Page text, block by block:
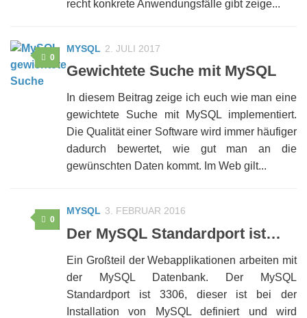
recht konkrete Anwendungsfälle gibt zeige...
0
MYSQL 2. JULI 2017
Gewichtete Suche mit MySQL
In diesem Beitrag zeige ich euch wie man eine
gewichtete Suche mit MySQL implementiert.
Die Qualität einer Software wird immer häufiger
dadurch bewertet, wie gut man an die
gewünschten Daten kommt. Im Web gilt...
0
MYSQL 3. FEBRUAR 2016
Der MySQL Standardport ist…
Ein Großteil der Webapplikationen arbeiten mit
der MySQL Datenbank. Der MySQL
Standardport ist 3306, dieser ist bei der
Installation von MySQL definiert und wird